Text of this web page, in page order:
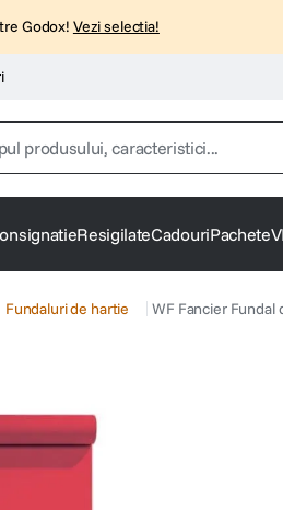
Godox! Vezi selectia!
caracteristici...
hs
ResigilateCadouriPachete
Fundaluri de hartie WF Fancier Fundal